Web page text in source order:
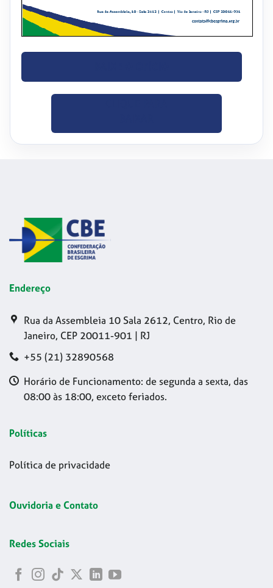
Endereço
Rua da Assembleia 10 Sala 2612, Centro, Rio de
Janeiro, CEP 20011-901 | RJ
+55 (21) 32890568
Horário de Funcionamento: de segunda a sexta, das
08:00 às 18:00, exceto feriados.
Políticas
Política de privacidade
Ouvidoria e Contato
Redes Sociais